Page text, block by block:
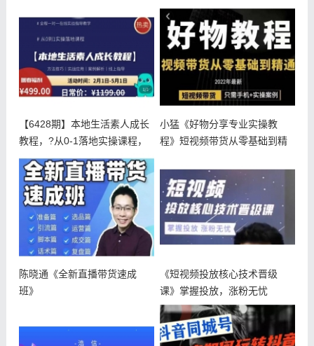
【6428期】本地生活素人成长
教程，?从0-1落地实操课程，
小猛《好物分享专业实操教
程》短视频带货从零基础到精
陈晓通《全新直播带货速成
班》
《短视频投放核心技术晋级
课》掌握投放，涨粉无忧